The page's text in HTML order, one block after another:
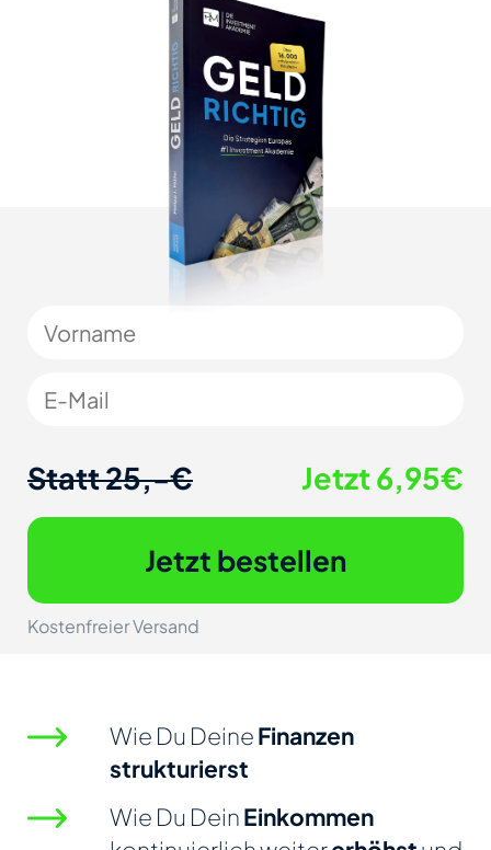
Statt 25,-€ Jetzt 6,95€
Jetzt bestellen
Kostenfreier Versand
Wie Du DeineFinanzen
strukturierst
Wie Du DeinEinkommen